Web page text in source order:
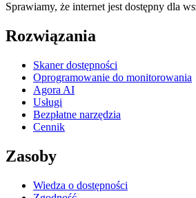
Sprawiamy, że internet jest dostępny dla
Rozwiązania
Skaner dostępności
Oprogramowanie do monitorowania
Agora AI
Usługi
Bezpłatne narzędzia
Cennik
Zasoby
Wiedza o dostępności